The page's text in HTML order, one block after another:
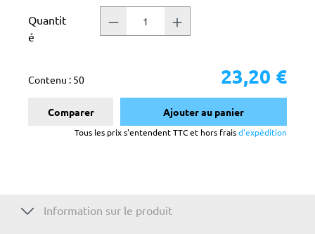
Quantit
é
Contenu : 50 23,20 €
Comparer Ajouter au panier
Tous les prix s'entendent TTC et hors fraisd'expédition
Information sur le produit